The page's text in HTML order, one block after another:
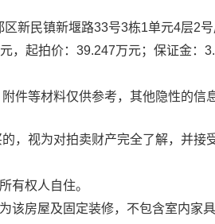
区新民镇新堰路33号3栋1单元4层2
，起拍价：39.247万元；保证金：
件等材料仅供参考，其他隐性的
，视为对拍卖财产完全了解，并
有权人自住。
该房屋及固定装修，不包含室内家